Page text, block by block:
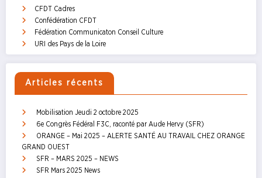
CFDT Cadres
Confédération CFDT
Fédération Communicaton Conseil Culture
URI des Pays de la Loire
Articles récents
Mobilisation Jeudi 2 octobre 2025
6e Congrès Fédéral F3C, raconté par Aude Hervy (SFR)
ORANGE – Mai 2025 – ALERTE SANTÉ AU TRAVAIL CHEZ ORANGE
GRAND OUEST
SFR – MARS 2025 – NEWS
SFR Mars 2025 News